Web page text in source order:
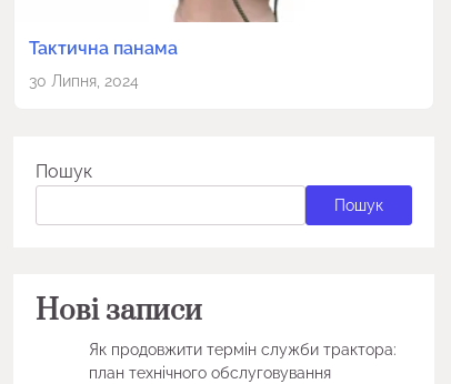
Тактична панама
30 Липня, 2024
Пошук
Пошук
Нові записи
Як продовжити термін служби трактора:
план технічного обслуговування